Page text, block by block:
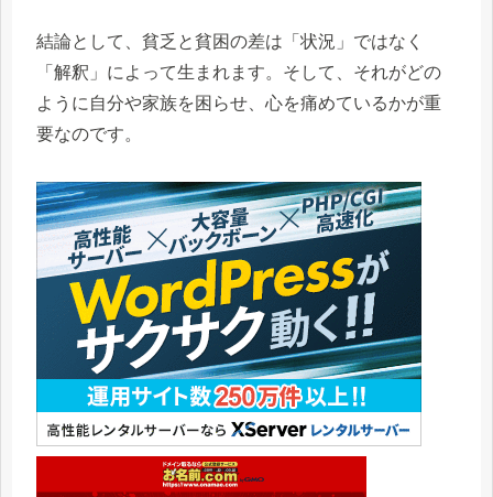
結論として、貧乏と貧困の差は「状況」ではなく
「解釈」によって生まれます。そして、それがどの
ように自分や家族を困らせ、心を痛めているかが重
要なのです。